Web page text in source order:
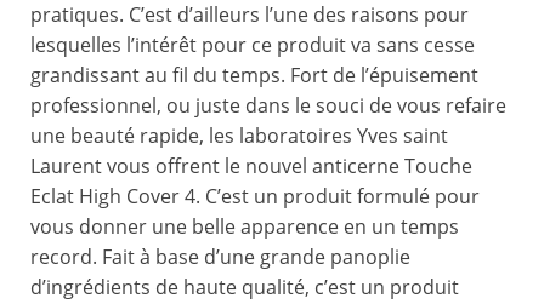
pratiques. C’est d’ailleurs l’une des raisons pour
lesquelles l’intérêt pour ce produit va sans cesse
grandissant au fil du temps. Fort de l’épuisement
professionnel, ou juste dans le souci de vous refaire
une beauté rapide, les laboratoires Yves saint
Laurent vous offrent le nouvel anticerne Touche
Eclat High Cover 4. C’est un produit formulé pour
vous donner une belle apparence en un temps
record. Fait à base d’une grande panoplie
d’ingrédients de haute qualité, c’est un produit